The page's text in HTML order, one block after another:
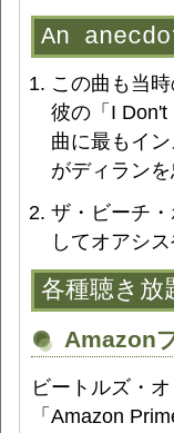
An
この曲も当
彼の「I Don't
曲に最もイ
がディラン
ザ・ビーチ
してオアシ
各種聴き放
Amazon
ビートルズ・
「Amazon